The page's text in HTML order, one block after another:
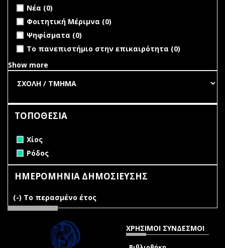
undefined
Νέα (0)
undefined
Φοιτητική Μέριμνα (0)
undefined
Ψηφίσματα (0)
undefined
Το πανεπιστήμιο στην επικαιρότητα (0)
Show more
ΤΟΠΟΘΕΣΙΑ
Remove Χίος filter
Χίος
Remove Ρόδος filter
Ρόδος
ΗΜΕΡΟΜΗΝΙΑ ΔΗΜΟΣΙΕΥΣΗΣ
(-) Remove Το περασμένο έτος filter
Το περασμένο έτος
ΧΡΗΣΙΜΟΙ ΣΥΝΔΕΣΜΟΙ